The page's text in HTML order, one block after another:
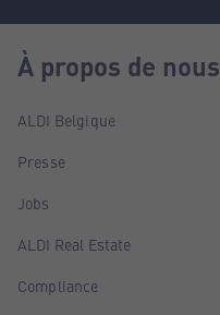
À propos de nous
ALDI Belgique
Presse
Jobs
ALDI Real Estate
Compliance